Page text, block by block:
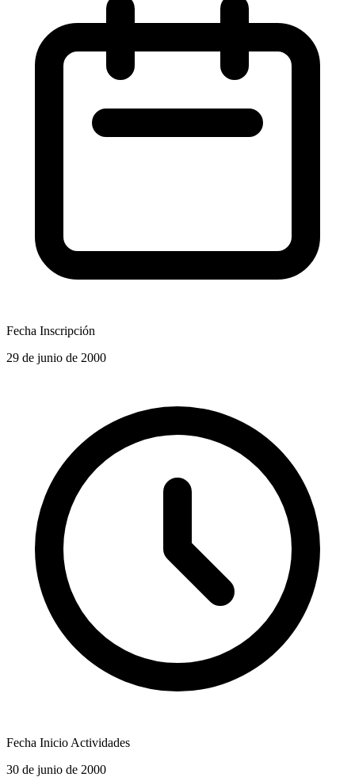
Fecha Inscripción
29 de junio de 2000
Fecha Inicio Actividades
30 de junio de 2000